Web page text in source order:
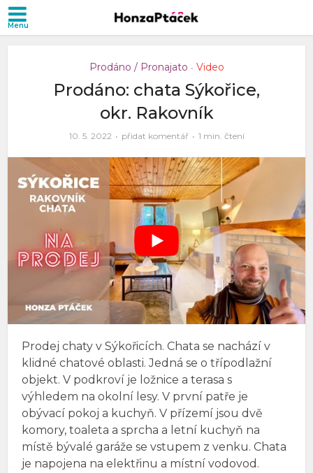
Prodáno / Pronajato • Video
Prodáno: chata Sýkořice,
okr. Rakovník
10. 5. 2022 přidat komentář 1 min. čtení
Prodej chaty v Sýkořicích. Chata se nachází v
klidné chatové oblasti. Jedná se o třípodlažní
objekt. V podkroví je ložnice a terasa s
výhledem na okolní lesy. V první patře je
obývací pokoj a kuchyň. V přízemí jsou dvě
komory, toaleta a sprcha a letní kuchyň na
místě bývalé garáže se vstupem z venku. Chata
je napojena na elektřinu a místní vodovod.